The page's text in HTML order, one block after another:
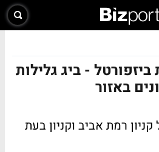
- ביג גלילות
באזור
רמת אביב וקניון בעת